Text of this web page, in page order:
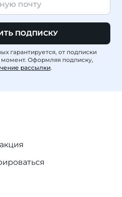
ПОДПИСКУ
гарантируется, от подписки
Оформляя подписку,
рассылки.